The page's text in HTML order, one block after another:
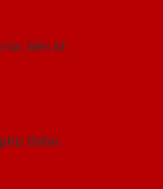
bền bỉ
thêm